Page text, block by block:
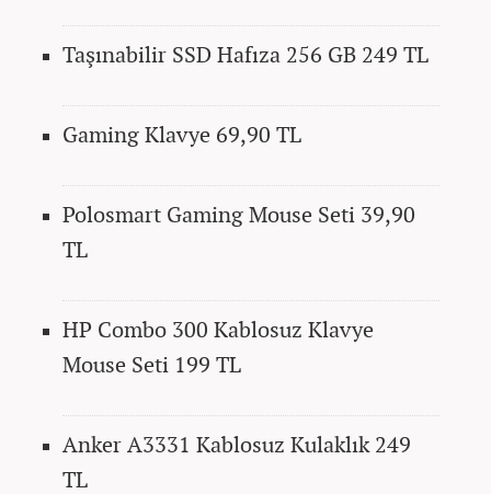
Taşınabilir SSD Hafıza 256 GB 249 TL
Gaming Klavye 69,90 TL
Polosmart Gaming Mouse Seti 39,90
TL
HP Combo 300 Kablosuz Klavye
Mouse Seti 199 TL
Anker A3331 Kablosuz Kulaklık 249
TL